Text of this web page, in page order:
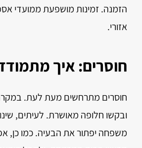
הזמנה. זמינות מושפעת ממועדי
אזורי.
חוסרים: איך
חוסרים מתרחשים מעת לעת.
ובקשו חלופה מאושרת. לעיתים,
משפחה יפתור את הבעיה. כמו כן,